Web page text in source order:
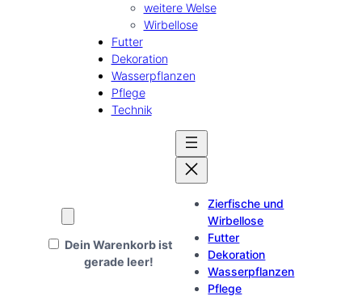
weitere Welse
Wirbellose
Futter
Dekoration
Wasserpflanzen
Pflege
Technik
Dein Warenkorb ist
gerade leer!
Zierfische und
Wirbellose
Futter
Dekoration
Wasserpflanzen
Pflege